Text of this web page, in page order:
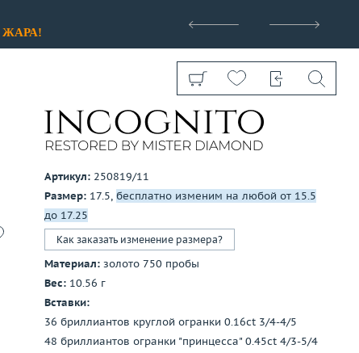
ЖАРА!
Показать все
Артикул: 250819/11
Размер: 17.5, бесплатно изменим на любой от 15.5
до 17.25
Как заказать изменение размера?
Материал: золото 750 пробы
Вес: 10.56 г
Вставки:
36 бриллиантов круглой огранки 0.16ct 3/4-4/5
48 бриллиантов огранки "принцесса" 0.45ct 4/3-5/4